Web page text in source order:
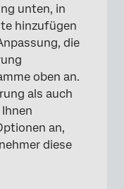
unten, in
hinzufügen
die
oben an.
als auch
an,
diese